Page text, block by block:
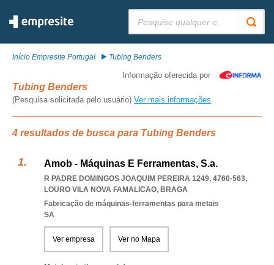
Início Empresite Portugal Tubing Benders
Informação oferecida por
Tubing Benders
(Pesquisa solicitada pelo usuário) Ver mais informações
4 resultados de busca para Tubing Benders
Amob - Máquinas E Ferramentas, S.a.
R PADRE DOMINGOS JOAQUIM PEREIRA 1249, 4760-563,
LOURO VILA NOVA FAMALICAO, BRAGA
Fabricação de máquinas-ferramentas para metais
SA
Ver empresa Ver no Mapa